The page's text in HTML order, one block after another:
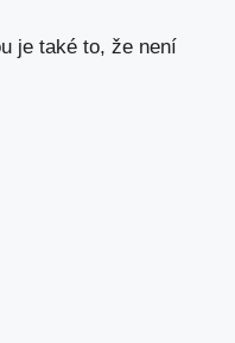
je také to, že není